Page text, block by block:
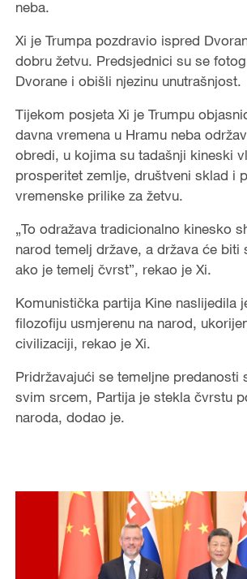
neba.
Xi je Trumpa pozdravio ispred
dobru žetvu. Predsjednici su se
Dvorane i obišli njezinu unutrašnjost.
Tijekom posjeta Xi je Trumpu
davna vremena u Hramu neba
obredi, u kojima su tadašnji kineski
prosperitet zemlje, društveni sklad i
vremenske prilike za žetvu.
„To odražava tradicionalno kinesko
narod temelj države, a država će biti
ako je temelj čvrst”, rekao je Xi.
Komunistička partija Kine naslijedila
filozofiju usmjerenu na narod,
civilizaciji, rekao je Xi.
Pridržavajući se temeljne predanosti
svim srcem, Partija je stekla čvrstu
naroda, dodao je.